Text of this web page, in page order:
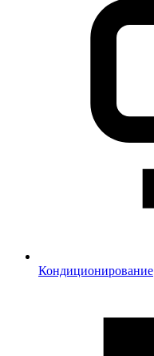
Кондиционирование